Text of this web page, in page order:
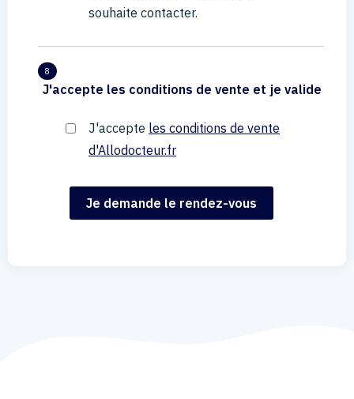
souhaite contacter.
8
J'accepte les conditions de vente et je valide
J'accepte les conditions de vente
d'Allodocteur.fr